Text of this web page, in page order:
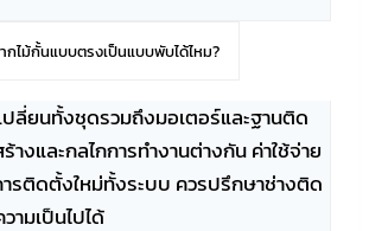
กไม้กั้นแบบตรงเป็นแบบพับได้ไหม?
ลี่ยนทั้งชุดรวมถึงมอเตอร์และฐานติด
างและกลไกการทำงานต่างกัน ค่าใช้จ่าย
ารติดตั้งใหม่ทั้งระบบ ควรปรึกษาช่างติด
ามเป็นไปได้